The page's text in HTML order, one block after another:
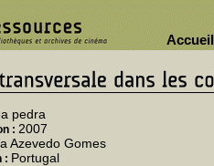
Accueil
pedra
: 2007
Azevedo Gomes
: Portugal